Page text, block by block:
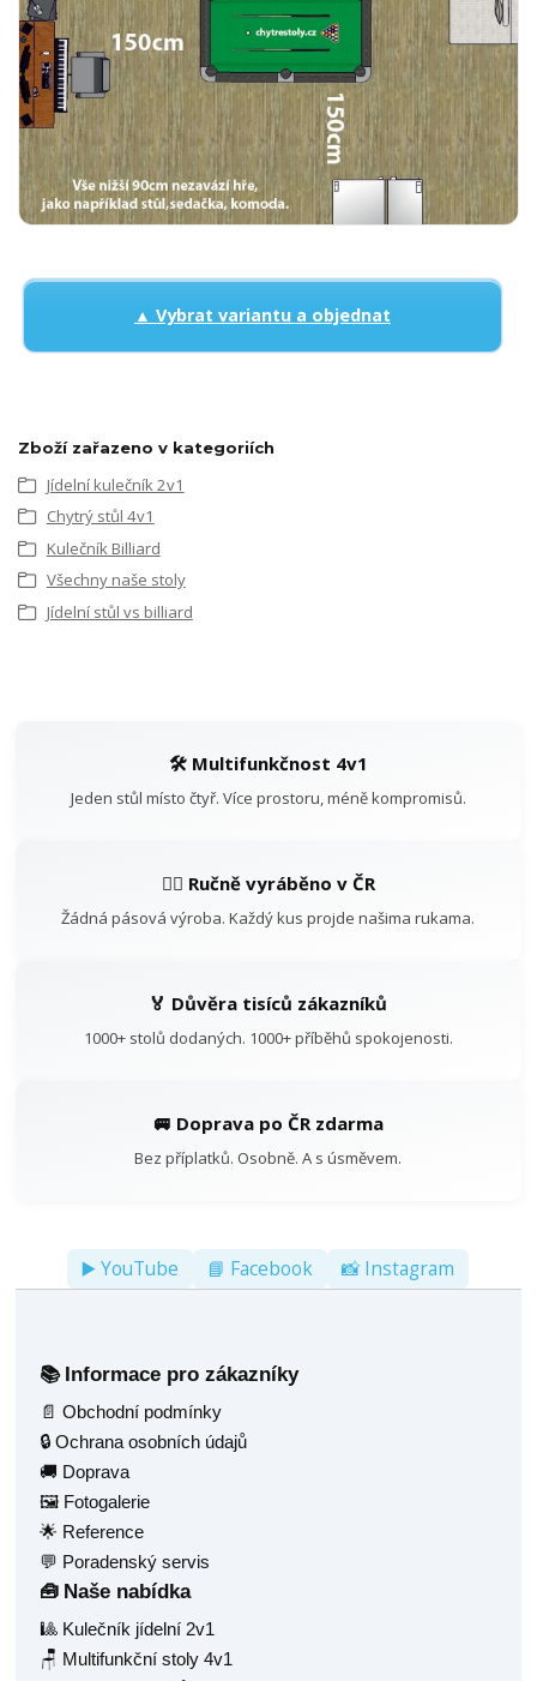
▲ Vybrat variantu a objednat
Zboží zařazeno v kategoriích
Jídelní kulečník 2v1
Chytrý stůl 4v1
Kulečník Billiard
Všechny naše stoly
Jídelní stůl vs billiard
🛠️ Multifunkčnost 4v1
Jeden stůl místo čtyř. Více prostoru, méně kompromisů.
👷‍♂️ Ručně vyráběno v ČR
Žádná pásová výroba. Každý kus projde našima rukama.
🏅 Důvěra tisíců zákazníků
1000+ stolů dodaných. 1000+ příběhů spokojenosti.
🚐 Doprava po ČR zdarma
Bez příplatků. Osobně. A s úsměvem.
▶️ YouTube 📘 Facebook 📸 Instagram
📚 Informace pro zákazníky
📄 Obchodní podmínky
🔒 Ochrana osobních údajů
🚚 Doprava
🖼️ Fotogalerie
🌟 Reference
💬 Poradenský servis
🧰 Naše nabídka
🎱 Kulečník jídelní 2v1
🪑 Multifunkční stoly 4v1